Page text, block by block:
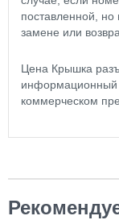
поставленной,
замене или
Цена Крышка
информационный
коммерческом